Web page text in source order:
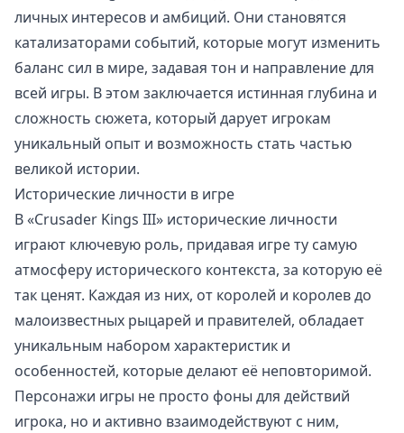
личных интересов и амбиций. Они становятся
катализаторами событий, которые могут изменить
баланс сил в мире, задавая тон и направление для
всей игры. В этом заключается истинная глубина и
сложность сюжета, который дарует игрокам
уникальный опыт и возможность стать частью
великой истории.
Исторические личности в игре
В «Crusader Kings III» исторические личности
играют ключевую роль, придавая игре ту самую
атмосферу исторического контекста, за которую её
так ценят. Каждая из них, от королей и королев до
малоизвестных рыцарей и правителей, обладает
уникальным набором характеристик и
особенностей, которые делают её неповторимой.
Персонажи игры не просто фоны для действий
игрока, но и активно взаимодействуют с ним,